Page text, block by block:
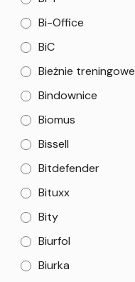
Bi-Office
BiC
Bieżnie treningowe
Bindownice
Biomus
Bissell
Bitdefender
Bituxx
Bity
Biurfol
Biurka